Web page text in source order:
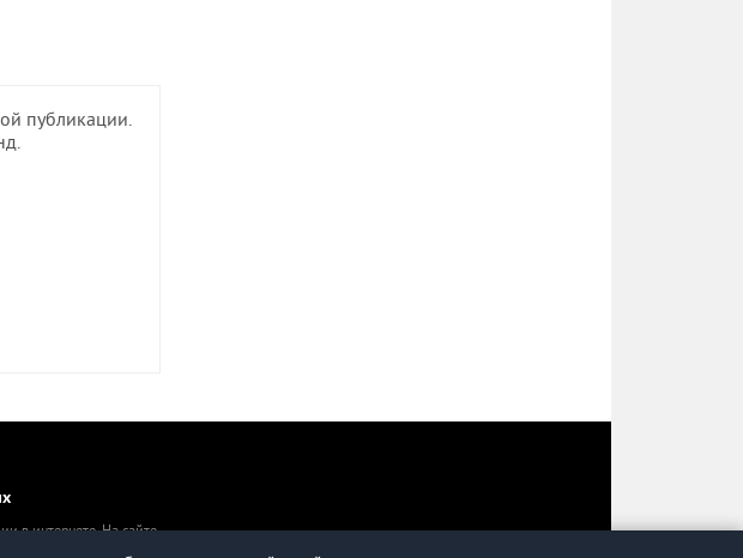
публикации.
в интернете. На сайте